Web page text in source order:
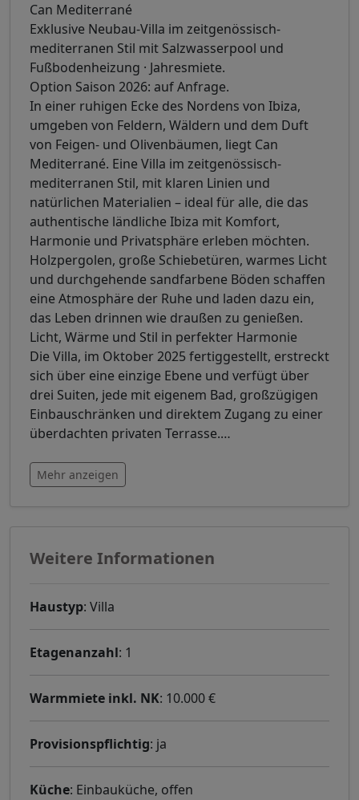
Can Mediterrané
Exklusive Neubau-Villa im zeitgenössisch-
mediterranen Stil mit Salzwasserpool und
Fußbodenheizung · Jahresmiete.
Option Saison 2026: auf Anfrage.
In einer ruhigen Ecke des Nordens von Ibiza,
umgeben von Feldern, Wäldern und dem Duft
von Feigen- und Olivenbäumen, liegt Can
Mediterrané. Eine Villa im zeitgenössisch-
mediterranen Stil, mit klaren Linien und
natürlichen Materialien – ideal für alle, die das
authentische ländliche Ibiza mit Komfort,
Harmonie und Privatsphäre erleben möchten.
Holzpergolen, große Schiebetüren, warmes Licht
und durchgehende sandfarbene Böden schaffen
eine Atmosphäre der Ruhe und laden dazu ein,
das Leben drinnen wie draußen zu genießen.
Licht, Wärme und Stil in perfekter Harmonie
Die Villa, im Oktober 2025 fertiggestellt, erstreckt
sich über eine einzige Ebene und verfügt über
drei Suiten, jede mit eigenem Bad, großzügigen
Einbauschränken und direktem Zugang zu einer
überdachten privaten Terrasse.…
Mehr anzeigen
Weitere Informationen
Haustyp: Villa
Etagenanzahl: 1
Warmmiete inkl. NK: 10.000 €
Provisionspflichtig: ja
Küche: Einbauküche, offen